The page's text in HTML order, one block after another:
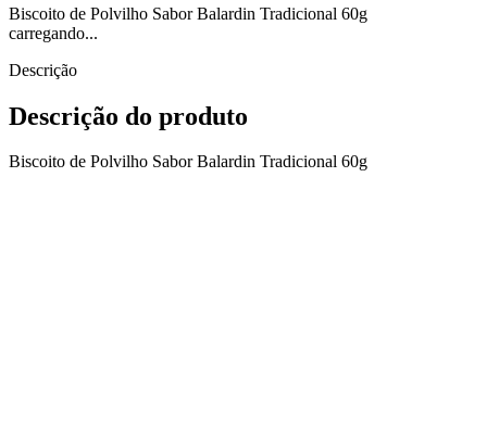
Biscoito de Polvilho Sabor Balardin Tradicional 60g
carregando...
Descrição
Descrição do produto
Biscoito de Polvilho Sabor Balardin Tradicional 60g